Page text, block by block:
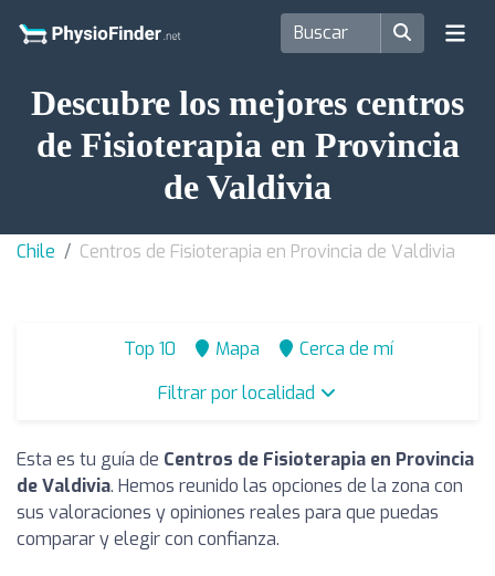
Descubre los mejores centros
de Fisioterapia en Provincia
de Valdivia
Chile Centros de Fisioterapia en Provincia de Valdivia
Top 10 Mapa
Cerca de mí
Filtrar por localidad
Esta es tu guía de Centros de Fisioterapia en Provincia
de Valdivia. Hemos reunido las opciones de la zona con
sus valoraciones y opiniones reales para que puedas
comparar y elegir con confianza.